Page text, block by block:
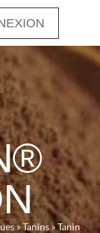
»Tanins»Tanin